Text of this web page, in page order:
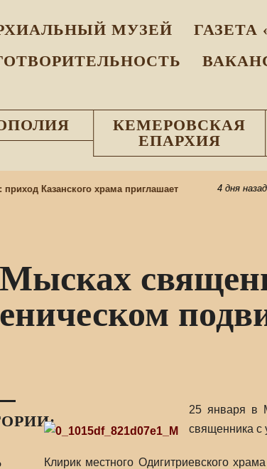
МУЗEЙ
ГАЗЕТА
КЕМЕРОВСКАЯ
ЕПАРХИЯ
Казанского храма приглашает 4 дня назад
25 января в
священника с
Клирик местного Одигитриевского